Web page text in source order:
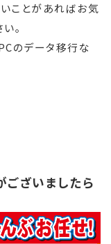
ことがあればお気
。
のデータ移行な
ざいましたら